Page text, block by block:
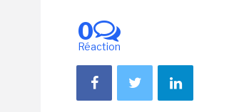
0
Réaction